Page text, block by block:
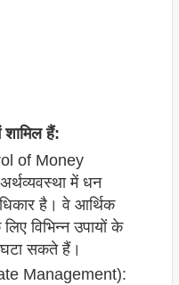
शामिल हैं:
of Money
में धन
है। वे आर्थिक
विभिन्न उपायों के
घटा सकते हैं।
Management):